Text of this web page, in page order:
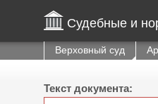
Судебные и
Верховный суд
Текст документа: